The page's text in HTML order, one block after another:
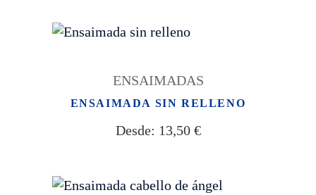
ENSAIMADAS
ENSAIMADA SIN RELLENO
Desde: 13,50 €